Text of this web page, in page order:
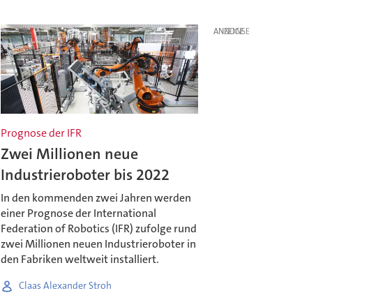
Prognose der IFR
Zwei Millionen neue
Industrieroboter bis 2022
In den kommenden zwei Jahren werden
einer Prognose der International
Federation of Robotics (IFR) zufolge rund
zwei Millionen neuen Industrieroboter in
den Fabriken weltweit installiert.
Claas Alexander Stroh
ANZEIGE